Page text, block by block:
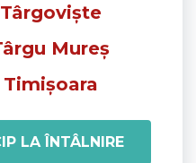
Mureș
Timișoara
LA ÎNTÂLNIRE